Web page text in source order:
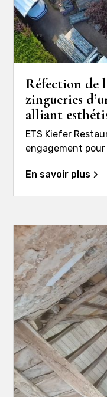
Réfection de
zingueries
alliant
ETS Kiefer
engagement
En savoir plus